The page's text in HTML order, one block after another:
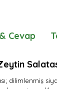
Cevap
dilimlenmiş